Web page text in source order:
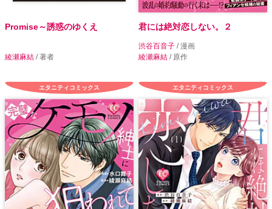
Promise～誘惑のゆくえ
綾瀬麻結 / 著者
君には絶対恋しない。２
渋谷百音子 / 漫画
綾瀬麻結 / 原作
エタニティコミックス エタニティコミックス